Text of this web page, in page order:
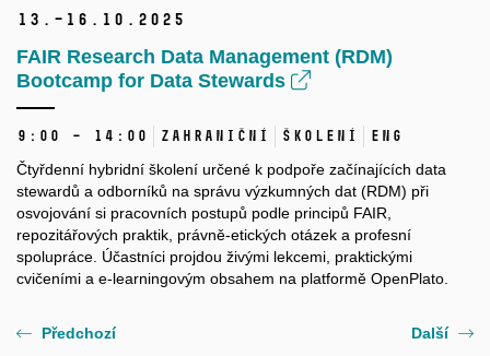
13.–16. 10. 2025
FAIR Research Data Management (RDM)
Bootcamp for Data Stewards
9:00 – 14:00 Zahraniční Školení ENG
Čtyřdenní hybridní školení určené k podpoře začínajících data
stewardů a odborníků na správu výzkumných dat (RDM) při
osvojování si pracovních postupů podle principů FAIR,
repozitářových praktik, právně-etických otázek a profesní
spolupráce. Účastníci projdou živými lekcemi, praktickými
cvičeními a e-learningovým obsahem na platformě OpenPlato.
Předchozí Další